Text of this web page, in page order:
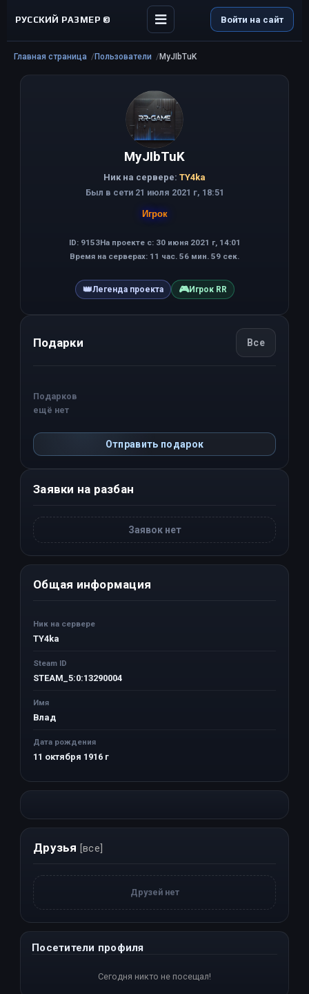
РУССКИЙ РАЗМЕР © Войти на сайт
Главная страница Пользователи MyJIbTuK
MyJIbTuK
Ник на сервере: TY4ka
Был в сети 21 июля 2021 г, 18:51
Игрок
ID: 9153На проекте с: 30 июня 2021 г, 14:01
Время на серверах: 11 час. 56 мин. 59 сек.
👑Легенда проекта 🎮Игрок RR
Подарки Все
Подарков
ещё нет
Отправить подарок
Заявки на разбан
Заявок нет
Общая информация
Ник на сервере
TY4ka
Steam ID
STEAM_5:0:13290004
Имя
Влад
Дата рождения
11 октября 1916 г
Друзья [все]
Друзей нет
Посетители профиля
Сегодня никто не посещал!